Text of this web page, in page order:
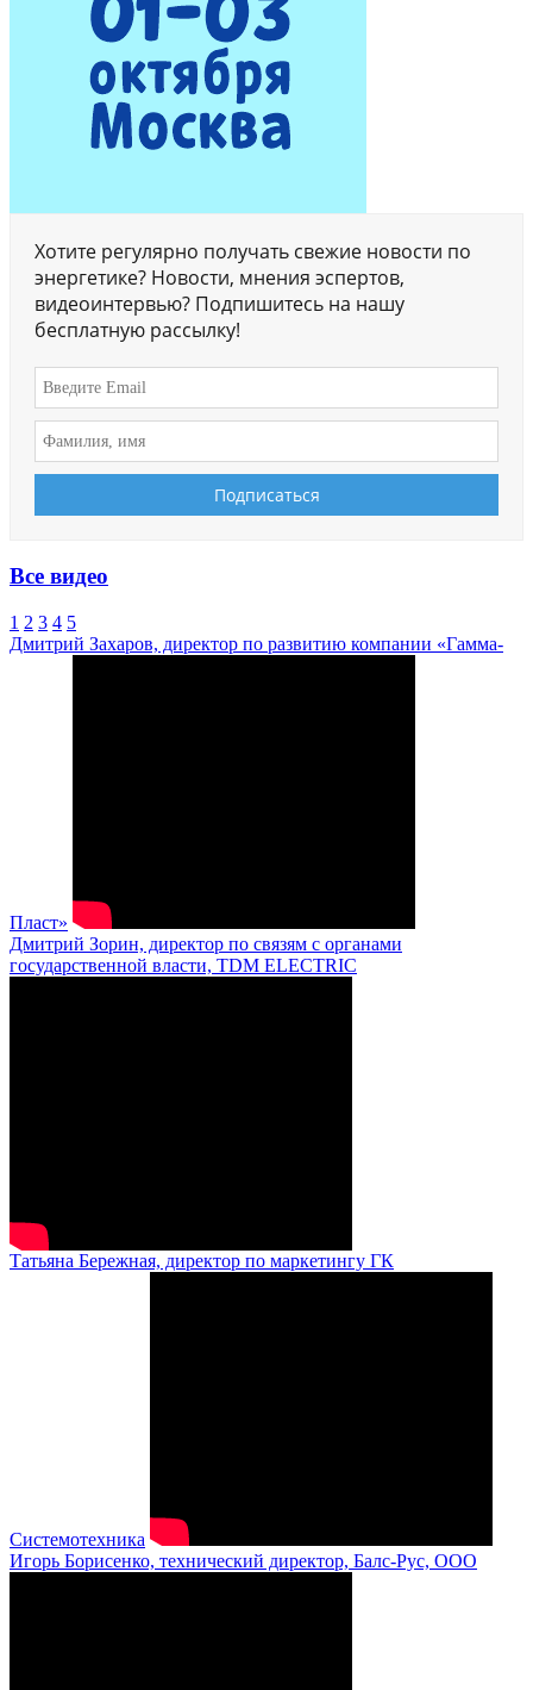
Хотите регулярно получать свежие новости по
энергетике? Новости, мнения эспертов,
видеоинтервью? Подпишитесь на нашу
бесплатную рассылку!
Все видео
1 2 3 4 5
Дмитрий Захаров, директор по развитию компании «Гамма-
Пласт»
Дмитрий Зорин, директор по связям с органами
государственной власти, TDM ELECTRIC
Татьяна Бережная, директор по маркетингу ГК
Системотехника
Игорь Борисенко, технический директор, Балс-Рус, ООО